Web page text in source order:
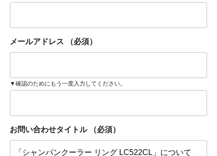
メールアドレス （必須）
▼確認のためにもう一度入力してください。
お問い合わせタイトル （必須）